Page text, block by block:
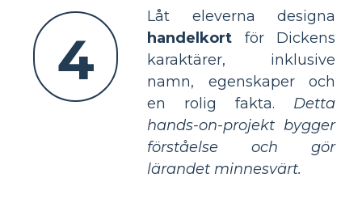
4
Låt eleverna designa
handelkort för Dickens
karaktärer, inklusive
namn, egenskaper och
en rolig fakta. Detta
hands-on-projekt bygger
förståelse och gör
lärandet minnesvärt.